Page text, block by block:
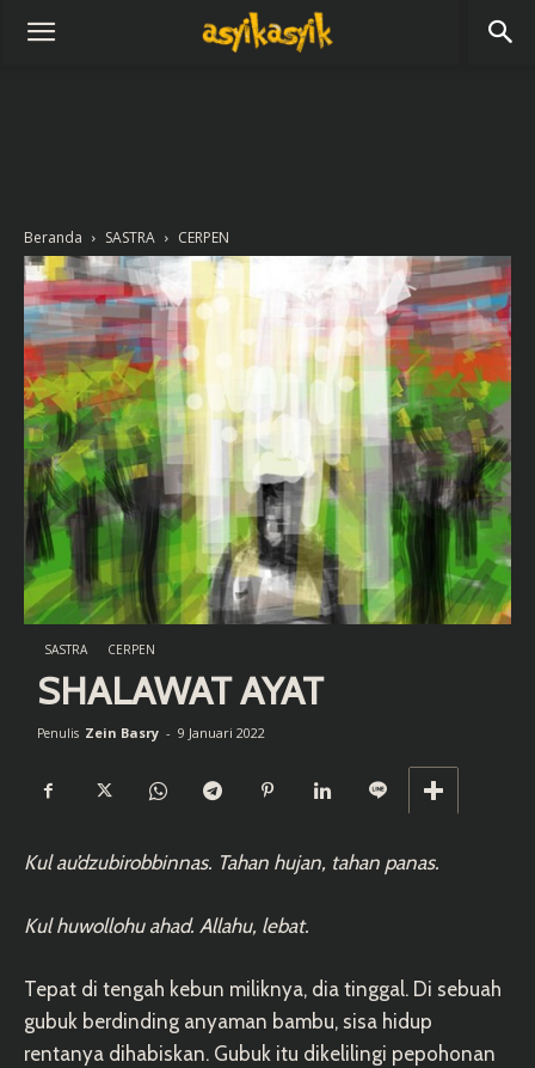
Beranda SASTRA CERPEN
SASTRA CERPEN
SHALAWAT AYAT
Penulis Zein Basry - 9 Januari 2022
Kul au’dzubirobbinnas. Tahan hujan, tahan panas.
Kul huwollohu ahad. Allahu, lebat.
Tepat di tengah kebun miliknya, dia tinggal. Di sebuah
gubuk berdinding anyaman bambu, sisa hidup
rentanya dihabiskan. Gubuk itu dikelilingi pepohonan